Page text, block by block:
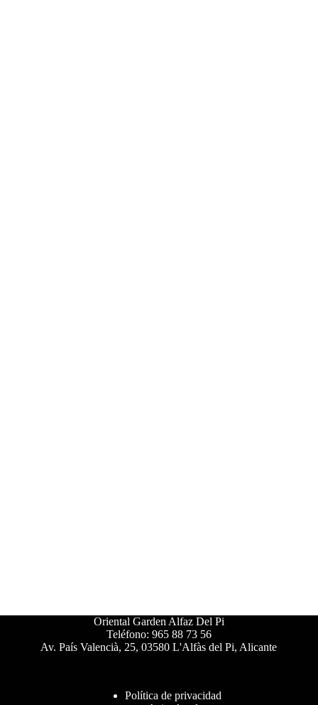
Oriental Garden Alfaz Del Pi
Teléfono: 965 88 73 56
Av. País Valencià, 25, 03580 L'Alfàs del Pi, Alicante
Política de privacidad